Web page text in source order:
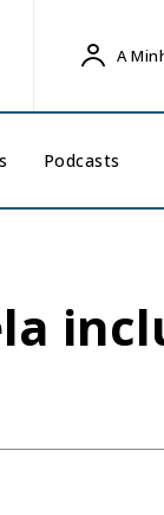
A
Podcasts